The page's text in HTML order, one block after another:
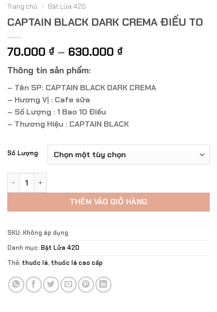
Trang chủ / Bật Lửa 420
CAPTAIN BLACK DARK CREMA ĐIẾU TO
70.000 ₫ – 630.000 ₫Khoảng
70.000 ₫
Thông tin sản phẩm:
– Tên SP: CAPTAIN BLACK DARK CREMA
– Hương Vị : Cafe sữa
– Số Lượng : 1 Bao 10 Điếu
– Thương Hiệu : CAPTAIN BLACK
Số Lượng
THÊM VÀO GIỎ HÀNG
SKU: Không áp dụng
Danh mục: Bật Lửa 420
Thẻ: thuốc lá, thuốc lá cao cấp